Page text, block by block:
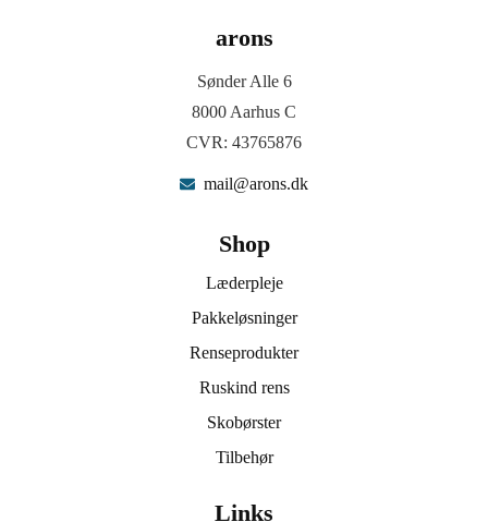
arons
Sønder Alle 6
8000 Aarhus C
CVR: 43765876
mail@arons.dk
Shop
Læderpleje
Pakkeløsninger
Renseprodukter
Ruskind rens
Skobørster
Tilbehør
Links